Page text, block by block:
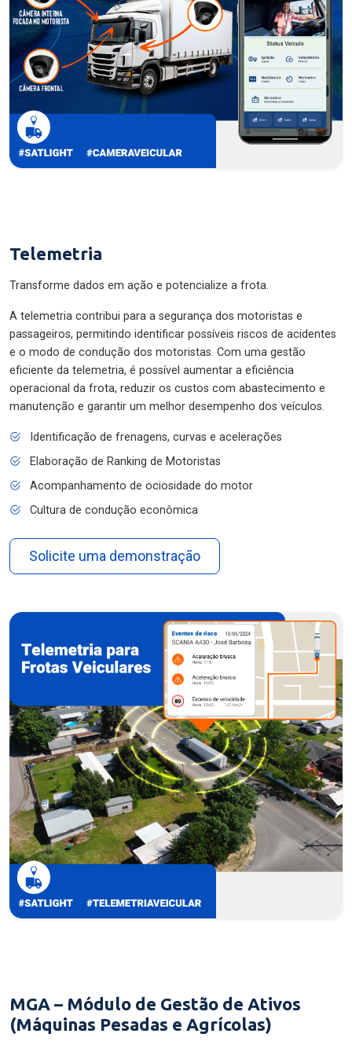
Telemetria
Transforme dados em ação e potencialize a frota.
A telemetria contribui para a segurança dos motoristas e
passageiros, permitindo identificar possíveis riscos de acidentes
e o modo de condução dos motoristas. Com uma gestão
eficiente da telemetria, é possível aumentar a eficiência
operacional da frota, reduzir os custos com abastecimento e
manutenção e garantir um melhor desempenho dos veículos.
Identificação de frenagens, curvas e acelerações
Elaboração de Ranking de Motoristas
Acompanhamento de ociosidade do motor
Cultura de condução econômica
Solicite uma demonstração
MGA – Módulo de Gestão de Ativos
(Máquinas Pesadas e Agrícolas)